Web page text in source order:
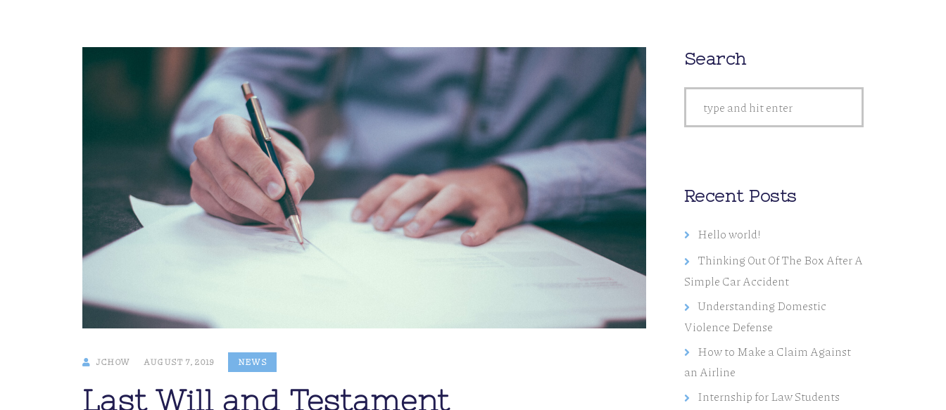
JCHOW AUGUST 7, 2019 NEWS
Last Will and Testament
Search
Recent Posts
Hello world!
Thinking Out Of The Box After A
Simple Car Accident
Understanding Domestic
Violence Defense
How to Make a Claim Against
an Airline
Internship for Law Students